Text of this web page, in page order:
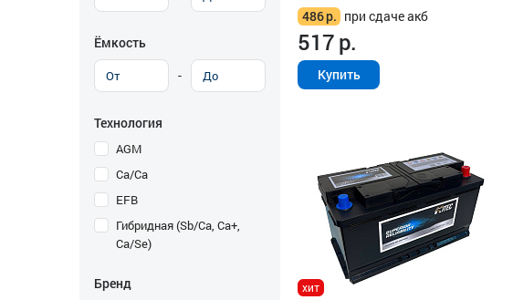
Ёмкость
-
Технология
AGM
Ca/Ca
EFB
Гибридная (Sb/Ca, Ca+,
Ca/Se)
Бренд
486р. при сдаче акб
517р.
Купить
хит